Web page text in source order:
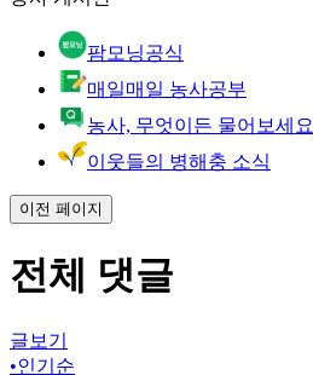
팜모닝공식
매일매일 농사공부
농사, 무엇이든 물어보세요
이웃들의 병해충 소식
이전 페이지
전체 댓글
글보기
•인기순